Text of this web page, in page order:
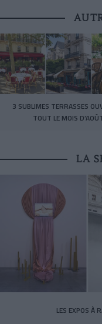
3 SUBLIMES TERRASSES
TOUT LE MOIS
LA
LES EXPOS À